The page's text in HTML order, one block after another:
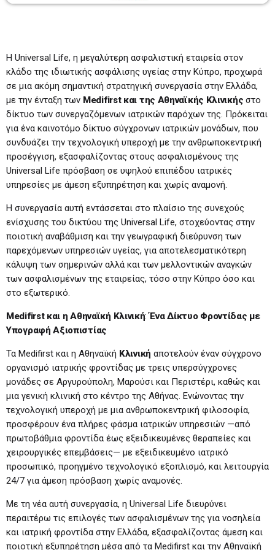
Η Universal Life, η μεγαλύτερη ασφαλιστική εταιρεία στον
κλάδο της ιδιωτικής ασφάλισης υγείας στην Κύπρο, προχωρά
σε μια ακόμη σημαντική στρατηγική συνεργασία στην Ελλάδα,
με την ένταξη των Medifirstκαι της Αθηναϊκής Κλινικής στο
δίκτυο των συνεργαζόμενων ιατρικών παρόχων της. Πρόκειται
για ένα καινοτόμο δίκτυο σύγχρονων ιατρικών μονάδων, που
συνδυάζει την τεχνολογική υπεροχή με την ανθρωποκεντρική
προσέγγιση, εξασφαλίζοντας στους ασφαλισμένους της
Universal Life πρόσβαση σε υψηλού επιπέδου ιατρικές
υπηρεσίες με άμεση εξυπηρέτηση και χωρίς αναμονή.
Η συνεργασία αυτή εντάσσεται στο πλαίσιο της συνεχούς
ενίσχυσης του δικτύου της Universal Life, στοχεύοντας στην
ποιοτική αναβάθμιση και την γεωγραφική διεύρυνση των
παρεχόμενων υπηρεσιών υγείας, για αποτελεσματικότερη
κάλυψη των σημερινών αλλά και των μελλοντικών αναγκών
των ασφαλισμένων της εταιρείας, τόσο στην Κύπρο όσο και
στο εξωτερικό.
Medifirstκαι η Αθηναϊκή Κλινική:Ένα Δίκτυο Φροντίδας με
Υπογραφή Αξιοπιστίας
Τα Medifirst και η Αθηναϊκή Κλινική αποτελούν έναν σύγχρονο
οργανισμό ιατρικής φροντίδας με τρεις υπερσύγχρονες
μονάδες σε Αργυρούπολη, Μαρούσι και Περιστέρι, καθώς και
μια γενική κλινική στο κέντρο της Αθήνας. Ενώνοντας την
τεχνολογική υπεροχή με μια ανθρωποκεντρική φιλοσοφία,
προσφέρουν ένα πλήρες φάσμα ιατρικών υπηρεσιών —από
πρωτοβάθμια φροντίδα έως εξειδικευμένες θεραπείες και
χειρουργικές επεμβάσεις— με εξειδικευμένο ιατρικό
προσωπικό, προηγμένο τεχνολογικό εξοπλισμό, και λειτουργία
24/7 για άμεση πρόσβαση χωρίς αναμονές.
Με τη νέα αυτή συνεργασία, η Universal Life διευρύνει
περαιτέρω τις επιλογές των ασφαλισμένων της για νοσηλεία
και ιατρική φροντίδα στην Ελλάδα, εξασφαλίζοντας άμεση και
ποιοτική εξυπηρέτηση μέσα από τα Medifirst και την Αθηναϊκή